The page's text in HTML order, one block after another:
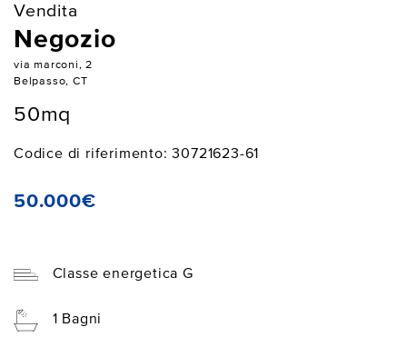
Vendita
Negozio
via marconi, 2
Belpasso, CT
50mq
Codice di riferimento: 30721623-61
50.000€
Classe energetica G
1 Bagni